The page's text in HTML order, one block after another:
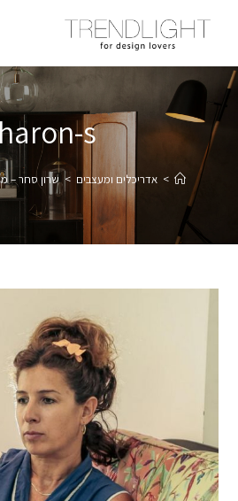
s
> אדריכלים ומעצבים > שרון סחר –